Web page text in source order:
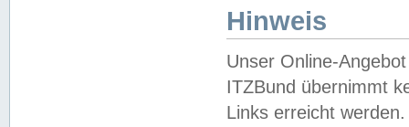
Hinweis
Unser Online-
ITZBund übernimmt
Links erreicht